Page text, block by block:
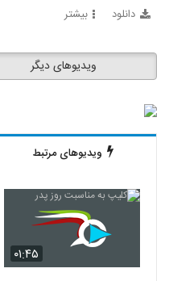
دانلود بیشتر
ویدیوهای دیگر
ویدیوهای مرتبط
۰۱:۴۵